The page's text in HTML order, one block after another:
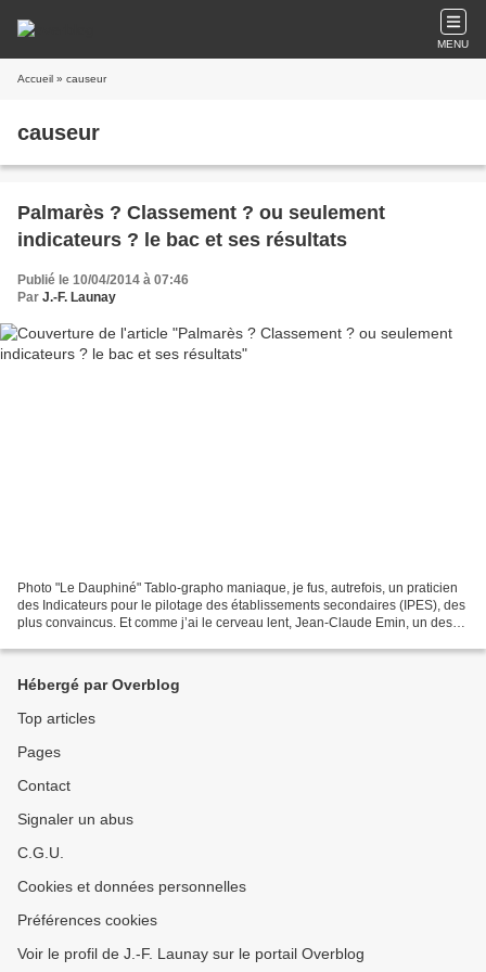
MENU
Accueil » causeur
causeur
Palmarès ? Classement ? ou seulement
indicateurs ? le bac et ses résultats
Publié le 10/04/2014 à 07:46
Par J.-F. Launay
Photo "Le Dauphiné" Tablo-grapho maniaque, je fus, autrefois, un praticien
des Indicateurs pour le pilotage des établissements secondaires (IPES), des
plus convaincus. Et comme j’ai le cerveau lent, Jean-Claude Emin, un des
Hébergé par Overblog
Top articles
Pages
Contact
Signaler un abus
C.G.U.
Cookies et données personnelles
Préférences cookies
Voir le profil de J.-F. Launay sur le portail Overblog